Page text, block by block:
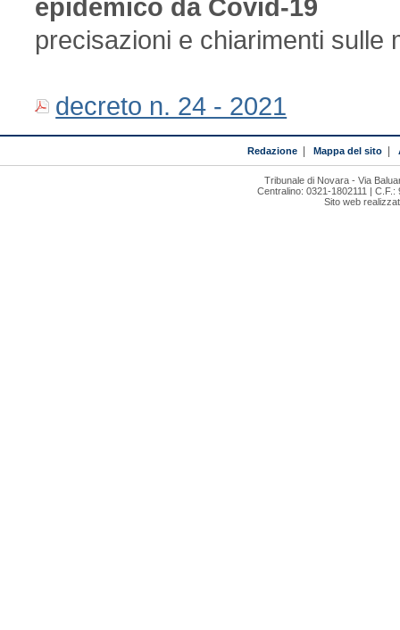
epidemico da Covid-19
precisazioni e chiarimenti sulle
decreto n. 24 - 2021
Redazione| Mappa del sito|
Tribunale di Novara - Via
Centralino: 0321-1802111 |
Sito web